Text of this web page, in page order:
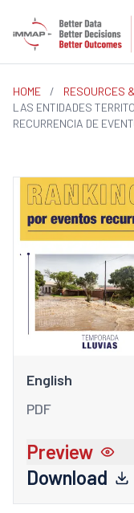
HOME / RESOURCES
LAS ENTIDADES
RECURRENCIA DE
English
PDF
Preview
Download